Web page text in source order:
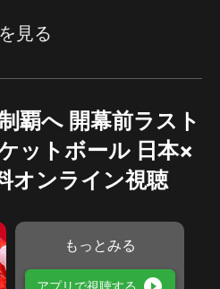
見る
覇へ 開幕前ラスト
ットボール 日本×
オンライン視聴
もっとみる
アプリで視聴する